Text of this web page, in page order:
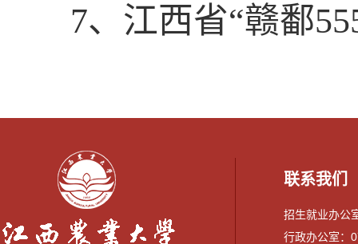
7、江西省“赣鄱
联系我们
招生就业办公
行政办公室：